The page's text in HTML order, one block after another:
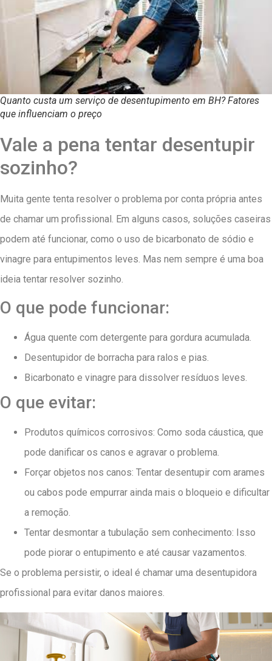
Quanto custa um serviço de desentupimento em BH? Fatores
que influenciam o preço
Vale a pena tentar desentupir
sozinho?
Muita gente tenta resolver o problema por conta própria antes
de chamar um profissional. Em alguns casos, soluções caseiras
podem até funcionar, como o uso de bicarbonato de sódio e
vinagre para entupimentos leves. Mas nem sempre é uma boa
ideia tentar resolver sozinho.
O que pode funcionar:
Água quente com detergente para gordura acumulada.
Desentupidor de borracha para ralos e pias.
Bicarbonato e vinagre para dissolver resíduos leves.
O que evitar:
Produtos químicos corrosivos: Como soda cáustica, que
pode danificar os canos e agravar o problema.
Forçar objetos nos canos: Tentar desentupir com arames
ou cabos pode empurrar ainda mais o bloqueio e dificultar
a remoção.
Tentar desmontar a tubulação sem conhecimento: Isso
pode piorar o entupimento e até causar vazamentos.
Se o problema persistir, o ideal é chamar uma desentupidora
profissional para evitar danos maiores.